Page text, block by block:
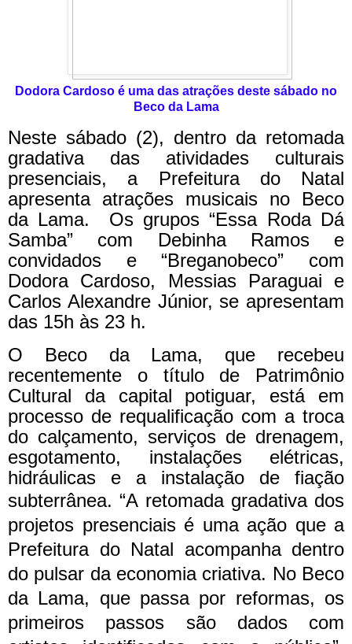
Dodora Cardoso é uma das atrações deste sábado no
Beco da Lama
Neste sábado (2), dentro da retomada
gradativa das atividades culturais
presenciais, a Prefeitura do Natal
apresenta atrações musicais no Beco
da Lama. Os grupos “Essa Roda Dá
Samba” com Debinha Ramos e
convidados e “Breganobeco” com
Dodora Cardoso, Messias Paraguai e
Carlos Alexandre Júnior, se apresentam
das 15h às 23 h.
O Beco da Lama, que recebeu
recentemente o título de Patrimônio
Cultural da capital potiguar, está em
processo de requalificação com a troca
do calçamento, serviços de drenagem,
esgotamento, instalações elétricas,
hidráulicas e a instalação de fiação
subterrânea.“A retomada gradativa dos
projetos presenciais é uma ação que a
Prefeitura do Natal acompanha dentro
do pulsar da economia criativa. No Beco
da Lama, que passa por reformas, os
primeiros passos são dados com